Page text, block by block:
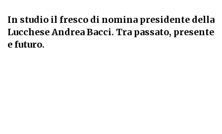
In studio il fresco di nomina presidente della
Lucchese Andrea Bacci. Tra passato, presente
e futuro.